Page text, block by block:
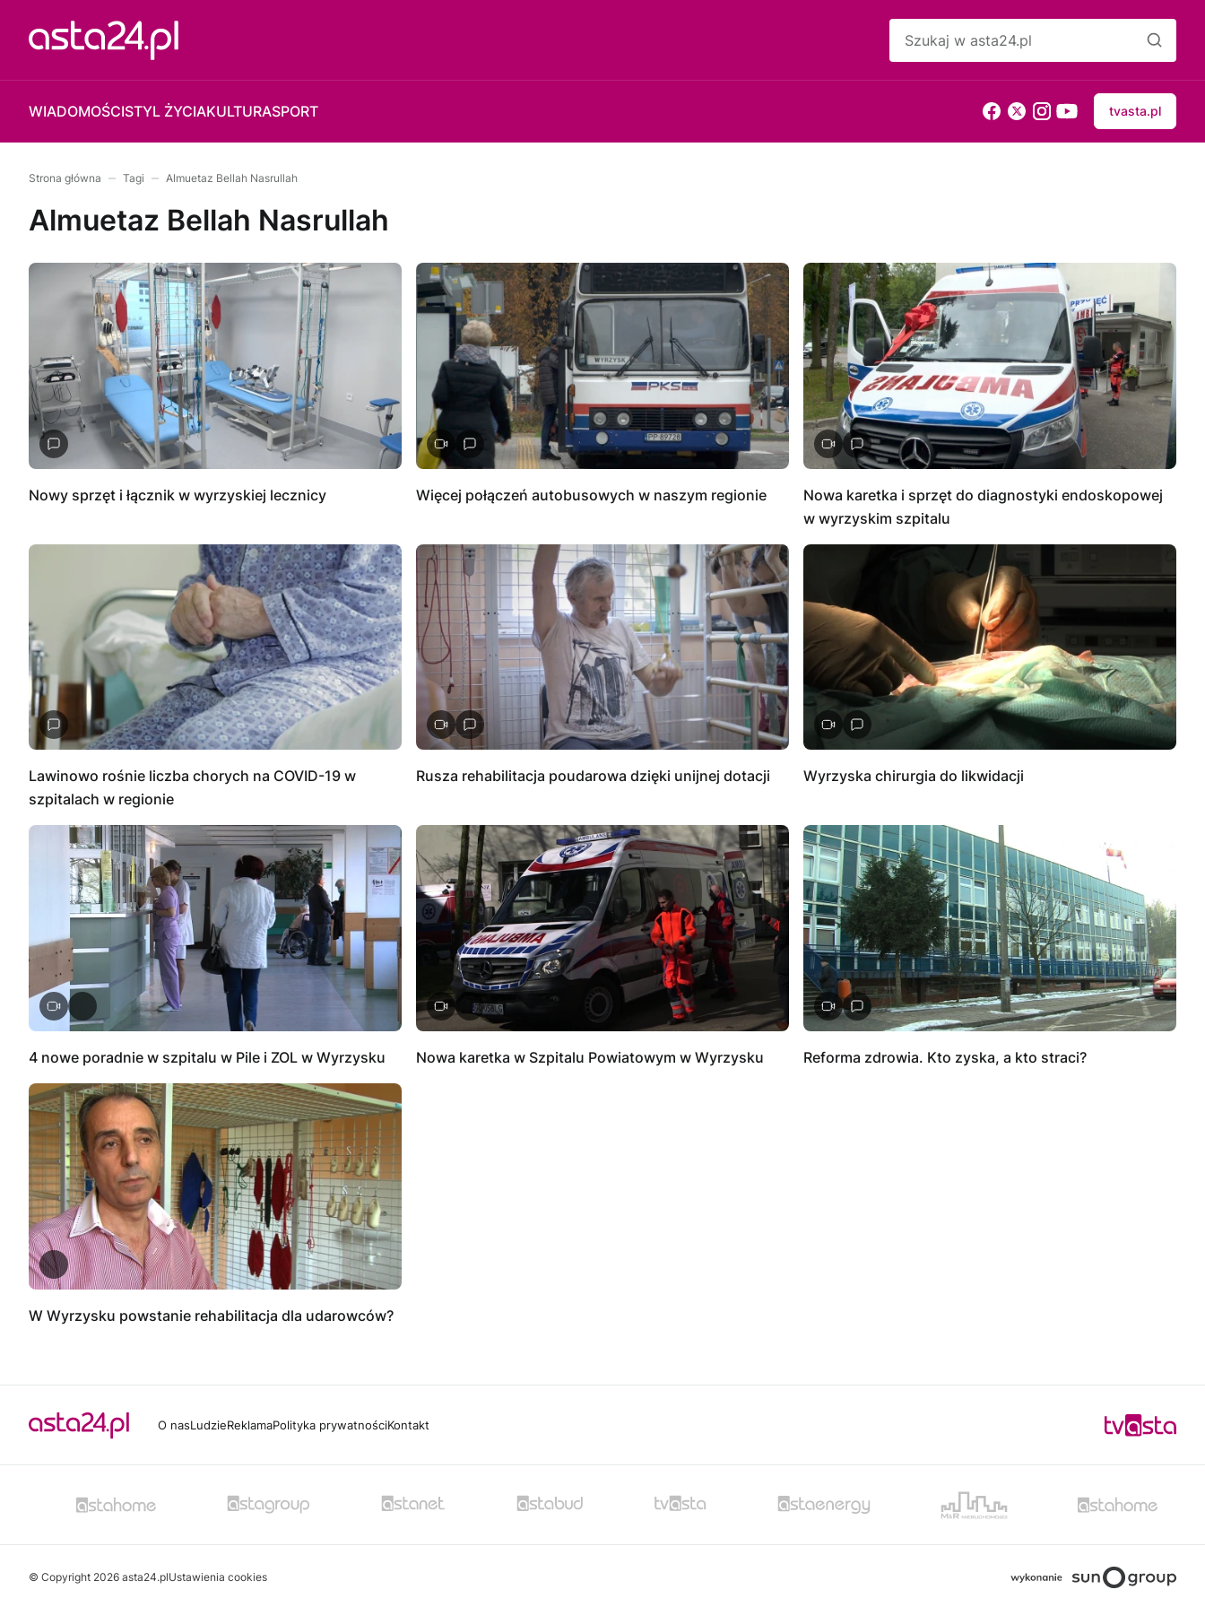
WIADOMOŚCISTYL ŻYCIAKULTURASPORT tvasta.pl
Strona główna Tagi Almuetaz Bellah Nasrullah
Almuetaz Bellah Nasrullah
Nowy sprzęt i łącznik w wyrzyskiej lecznicy Więcej połączeń autobusowych w naszym regionie
Nowa karetka i sprzęt do diagnostyki endoskopowej
w wyrzyskim szpitalu
Lawinowo rośnie liczba chorych na COVID-19 w
szpitalach w regionie
Rusza rehabilitacja poudarowa dzięki unijnej dotacji Wyrzyska chirurgia do likwidacji
4 nowe poradnie w szpitalu w Pile i ZOL w Wyrzysku Nowa karetka w Szpitalu Powiatowym w Wyrzysku Reforma zdrowia. Kto zyska, a kto straci?
W Wyrzysku powstanie rehabilitacja dla udarowców?
O nasLudzieReklamaPolityka prywatnościKontakt
© Copyright 2026 asta24.plUstawienia cookies